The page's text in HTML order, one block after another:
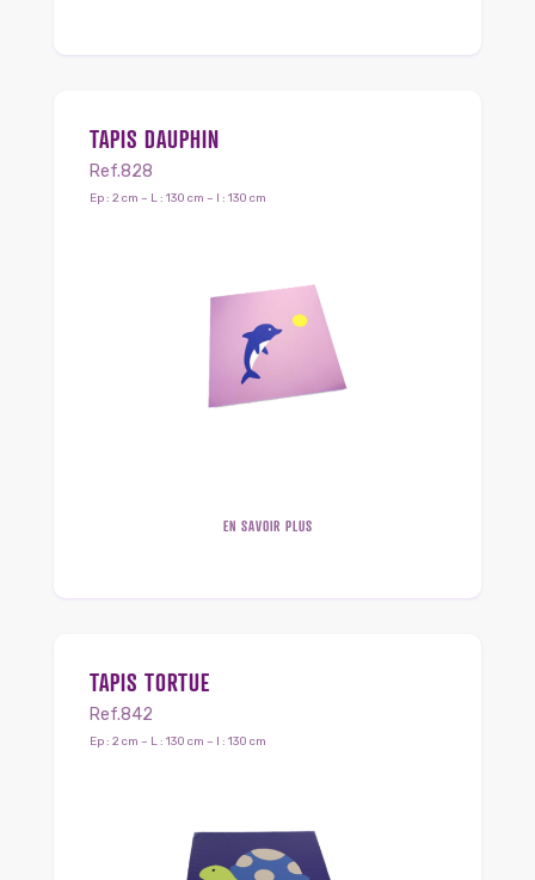
TAPIS DAUPHIN
Ref.828
Ep : 2 cm – L : 130 cm – l : 130 cm
EN SAVOIR PLUS
TAPIS TORTUE
Ref.842
Ep : 2 cm – L : 130 cm – l : 130 cm